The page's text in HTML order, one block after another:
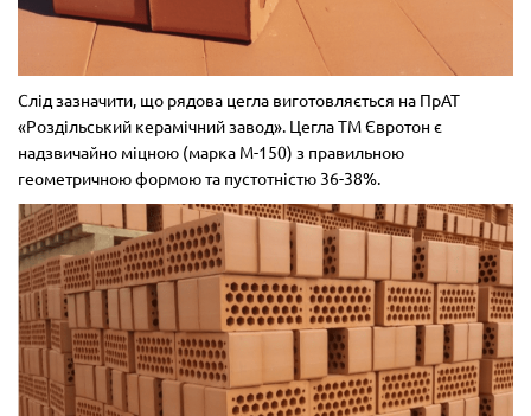
Слід зазначити, що рядова цегла виготовляється на ПрАТ
«Роздільський керамічний завод». Цегла ТМ Євротон є
надзвичайно міцною (марка М-150) з правильною
геометричною формою та пустотністю 36-38%.